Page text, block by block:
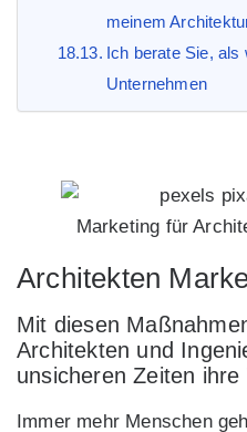
meinem
Ich berate Sie, als
Unternehmen
Marketing für
Architekten
Mit diesen
Architekten und
unsicheren Zeiten
Immer mehr Menschen